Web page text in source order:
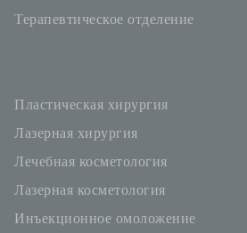
Терапевтическое отделение
Пластическая хирургия
Лазерная хирургия
Лечебная косметология
Лазерная косметология
Инъекционное омоложение